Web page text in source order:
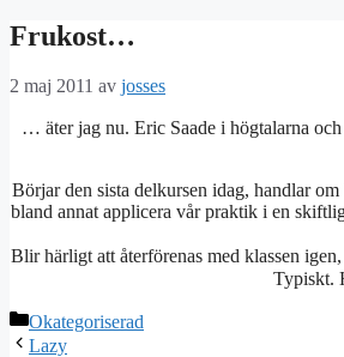
Frukost…
2 maj 2011 av josses
… äter jag nu. Eric Saade i högtalarna
Börjar den sista delkursen idag, handlar
bland annat applicera vår praktik i en
Blir härligt att återförenas med klassen
Typiskt.
Kategorier
Okategoriserad
Lazy